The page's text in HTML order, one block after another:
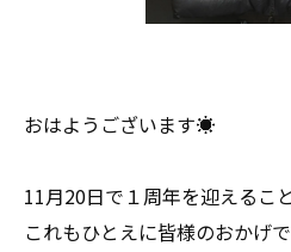
おはようございます☀
11月20日で１周年を迎えるこ
これもひとえに皆様のおかげ